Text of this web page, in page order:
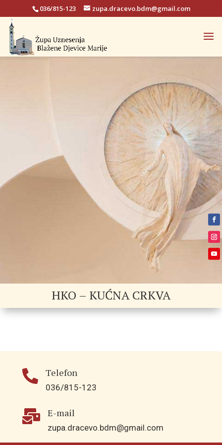
036/815-123 zupa.dracevo.bdm@gmail.com
HKO – KUĆNA CRKVA
 Telefon
036/815-123
 E-mail
zupa.dracevo.bdm@gmail.com